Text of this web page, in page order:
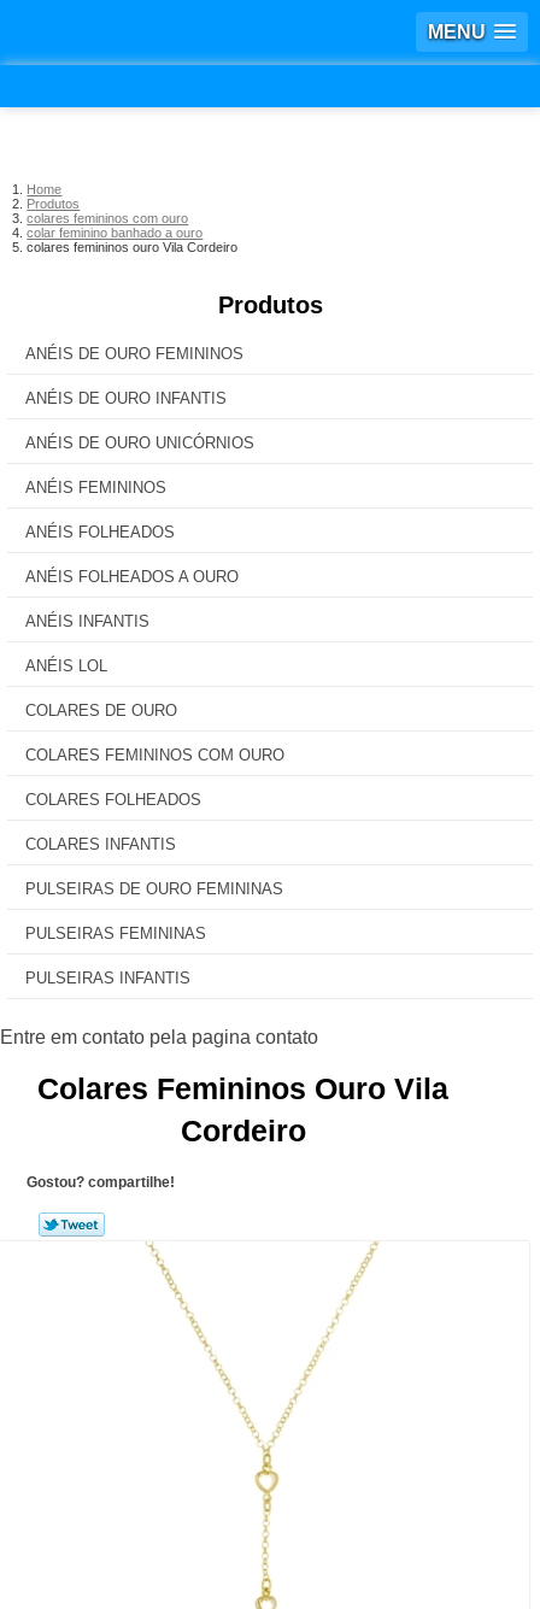
MENU
Home
Produtos
colares femininos com ouro
colar feminino banhado a ouro
colares femininos ouro Vila Cordeiro
Produtos
ANÉIS DE OURO FEMININOS
ANÉIS DE OURO INFANTIS
ANÉIS DE OURO UNICÓRNIOS
ANÉIS FEMININOS
ANÉIS FOLHEADOS
ANÉIS FOLHEADOS A OURO
ANÉIS INFANTIS
ANÉIS LOL
COLARES DE OURO
COLARES FEMININOS COM OURO
COLARES FOLHEADOS
COLARES INFANTIS
PULSEIRAS DE OURO FEMININAS
PULSEIRAS FEMININAS
PULSEIRAS INFANTIS
Colares Femininos Ouro Vila
Cordeiro
Gostou? compartilhe!